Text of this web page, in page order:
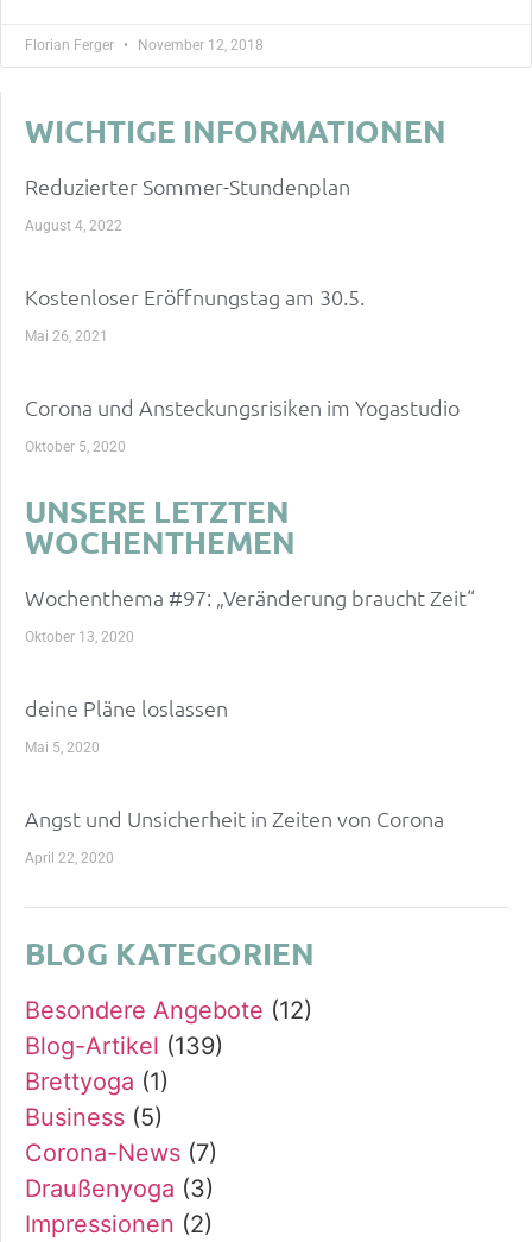
Florian Ferger November 12, 2018
WICHTIGE INFORMATIONEN
Reduzierter Sommer-Stundenplan
August 4, 2022
Kostenloser Eröffnungstag am 30.5.
Mai 26, 2021
Corona und Ansteckungsrisiken im Yogastudio
Oktober 5, 2020
UNSERE LETZTEN
WOCHENTHEMEN
Wochenthema #97: „Veränderung braucht Zeit“
Oktober 13, 2020
deine Pläne loslassen
Mai 5, 2020
Angst und Unsicherheit in Zeiten von Corona
April 22, 2020
BLOG KATEGORIEN
Besondere Angebote (12)
Blog-Artikel (139)
Brettyoga (1)
Business (5)
Corona-News (7)
Draußenyoga (3)
Impressionen (2)